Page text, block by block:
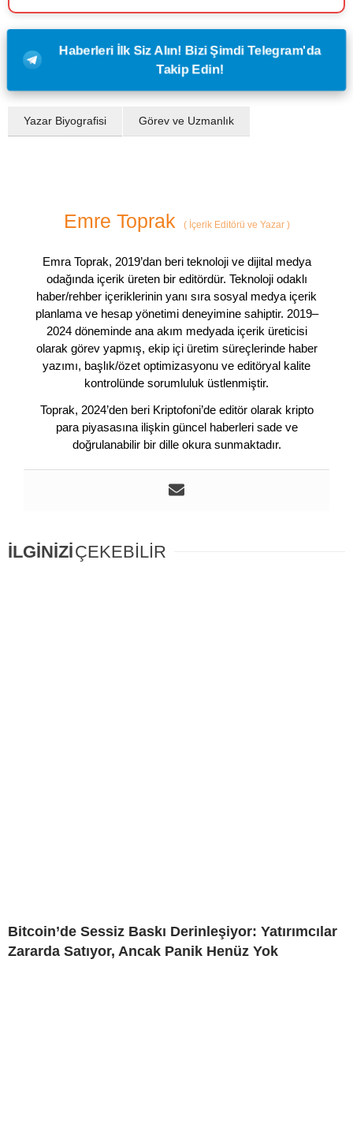
Haberleri İlk Siz Alın! Bizi Şimdi Telegram'da
Takip Edin!
Yazar Biyografisi Görev ve Uzmanlık
Emre Toprak (İçerik Editörü ve Yazar )
Emra Toprak, 2019’dan beri teknoloji ve dijital medya
odağında içerik üreten bir editördür. Teknoloji odaklı
haber/rehber içeriklerinin yanı sıra sosyal medya içerik
planlama ve hesap yönetimi deneyimine sahiptir. 2019–
2024 döneminde ana akım medyada içerik üreticisi
olarak görev yapmış, ekip içi üretim süreçlerinde haber
yazımı, başlık/özet optimizasyonu ve editöryal kalite
kontrolünde sorumluluk üstlenmiştir.
Toprak, 2024’den beri Kriptofoni’de editör olarak kripto
para piyasasına ilişkin güncel haberleri sade ve
doğrulanabilir bir dille okura sunmaktadır.
İLGİNİZİÇEKEBİLİR
Bitcoin’de Sessiz Baskı Derinleşiyor: Yatırımcılar
Zararda Satıyor, Ancak Panik Henüz Yok